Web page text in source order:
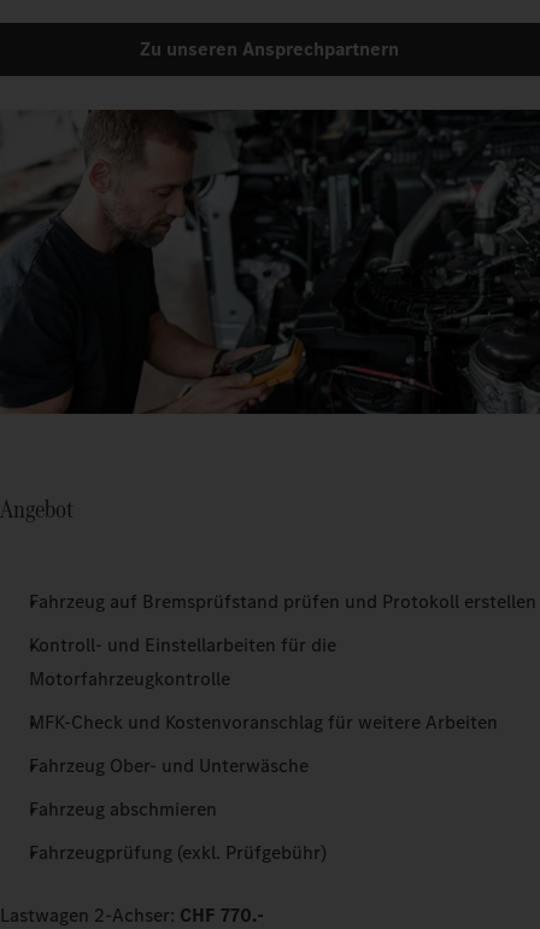
Zu unseren Ansprechpartnern
Angebot
Fahrzeug auf Bremsprüfstand prüfen und Protokoll erstellen
Kontroll- und Einstellarbeiten für die
Motorfahrzeugkontrolle
MFK-Check und Kostenvoranschlag für weitere Arbeiten
Fahrzeug Ober- und Unterwäsche
Fahrzeug abschmieren
Fahrzeugprüfung (exkl. Prüfgebühr)
Lastwagen 2-Achser: CHF 770.-